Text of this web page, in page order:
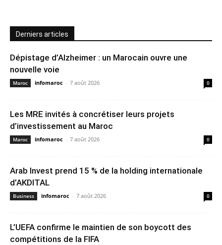
Derniers articles
Dépistage d’Alzheimer : un Marocain ouvre une
nouvelle voie
Maroc infomaroc - 7 août 2026 0
Les MRE invités à concrétiser leurs projets
d’investissement au Maroc
Maroc infomaroc - 7 août 2026 0
Arab Invest prend 15 % de la holding internationale
d’AKDITAL
Business infomaroc - 7 août 2026 0
L’UEFA confirme le maintien de son boycott des
compétitions de la FIFA